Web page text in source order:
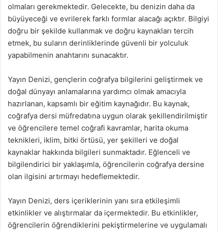
olmaları gerekmektedir. Gelecekte, bu denizin daha da
büyüyeceği ve evrilerek farklı formlar alacağı açıktır. Bilgiyi
doğru bir şekilde kullanmak ve doğru kaynakları tercih
etmek, bu suların derinliklerinde güvenli bir yolculuk
yapabilmenin anahtarını sunacaktır.
Yayın Denizi, gençlerin coğrafya bilgilerini geliştirmek ve
doğal dünyayı anlamalarına yardımcı olmak amacıyla
hazırlanan, kapsamlı bir eğitim kaynağıdır. Bu kaynak,
coğrafya dersi müfredatına uygun olarak şekillendirilmiştir
ve öğrencilere temel coğrafi kavramlar, harita okuma
teknikleri, iklim, bitki örtüsü, yer şekilleri ve doğal
kaynaklar hakkında bilgileri sunmaktadır. Eğlenceli ve
bilgilendirici bir yaklaşımla, öğrencilerin coğrafya dersine
olan ilgisini artırmayı hedeflemektedir.
Yayın Denizi, ders içeriklerinin yanı sıra etkileşimli
etkinlikler ve alıştırmalar da içermektedir. Bu etkinlikler,
öğrencilerin öğrendiklerini pekiştirmelerine ve uygulamalı